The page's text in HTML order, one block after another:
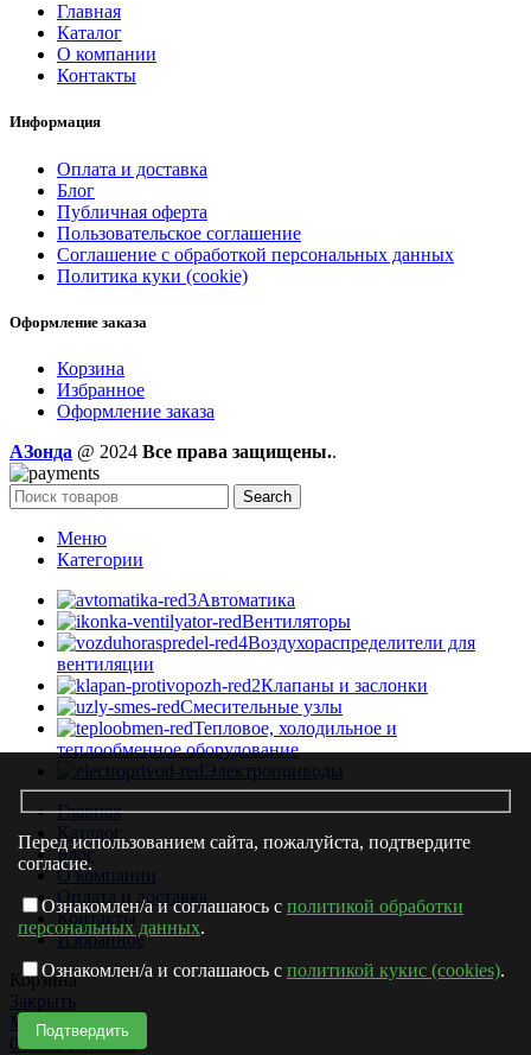
Главная
Каталог
О компании
Контакты
Информация
Оплата и доставка
Блог
Публичная оферта
Пользовательское соглашение
Соглашение с обработкой персональных данных
Политика куки (cookie)
Оформление заказа
Корзина
Избранное
Оформление заказа
AЗонда @ 2024 Все права защищены..
Search
Меню
Категории
Автоматика
Вентиляторы
Воздухораспределители для
вентиляции
Клапаны и заслонки
Смесительные узлы
Тепловое, холодильное и
теплообменное оборудование
Электроприводы
Главная
Каталог
Блог
О компании
Оплата и доставка
Контакты
Избранное
Корзина
Закрыть
Перед использованием сайта, пожалуйста, подтвердите
согласие.
Ознакомлен/а и соглашаюсь с политикой обработки
персональных данных.
Ознакомлен/а и соглашаюсь с политикой кукис (cookies).
Магазин
0
items
Корзина